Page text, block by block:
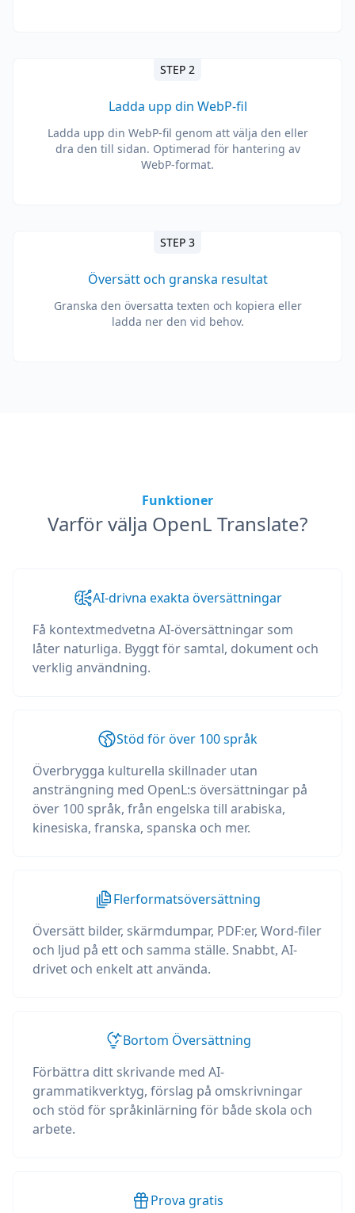
STEP 2
Ladda upp din WebP-fil
Ladda upp din WebP-fil genom att välja den eller
dra den till sidan. Optimerad för hantering av
WebP-format.
STEP 3
Översätt och granska resultat
Granska den översatta texten och kopiera eller
ladda ner den vid behov.
Funktioner
Varför välja OpenL Translate?
AI-drivna exakta översättningar
Få kontextmedvetna AI-översättningar som
låter naturliga. Byggt för samtal, dokument och
verklig användning.
Stöd för över 100 språk
Överbrygga kulturella skillnader utan
ansträngning med OpenL:s översättningar på
över 100 språk, från engelska till arabiska,
kinesiska, franska, spanska och mer.
Flerformatsöversättning
Översätt bilder, skärmdumpar, PDF:er, Word-filer
och ljud på ett och samma ställe. Snabbt, AI-
drivet och enkelt att använda.
Bortom Översättning
Förbättra ditt skrivande med AI-
grammatikverktyg, förslag på omskrivningar
och stöd för språkinlärning för både skola och
arbete.
Prova gratis